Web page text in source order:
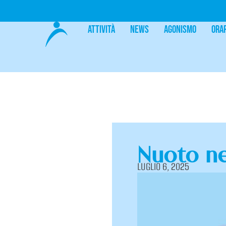
Attività News Agonismo
Nuoto
LUGLIO 6, 2025